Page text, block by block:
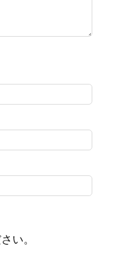
い。